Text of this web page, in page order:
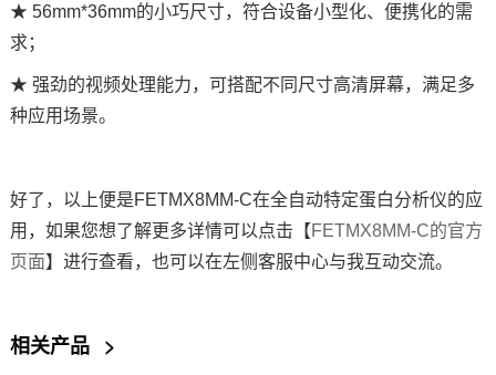
★ 56mm*36mm的小巧尺寸，符合设备小型化、便携化的需
求；
★ 强劲的视频处理能力，可搭配不同尺寸高清屏幕，满足多
种应用场景。
好了，以上便是FETMX8MM-C在全自动特定蛋白分析仪的应
用，如果您想了解更多详情可以点击【FETMX8MM-C的官方
页面】进行查看，也可以在左侧客服中心与我互动交流。
相关产品 >